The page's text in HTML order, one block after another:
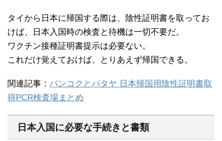
タイから日本に帰国する際は、陰性証明書を取ってお
けば、日本入国時の検査と待機は一切不要だ。
ワクチン接種証明書提示は必要ない。
これだけ覚えておけば、とりあえず帰国できる。
関連記事： バンコクとパタヤ 日本帰国用陰性証明書取
得PCR検査場まとめ
日本入国に必要な手続きと書類